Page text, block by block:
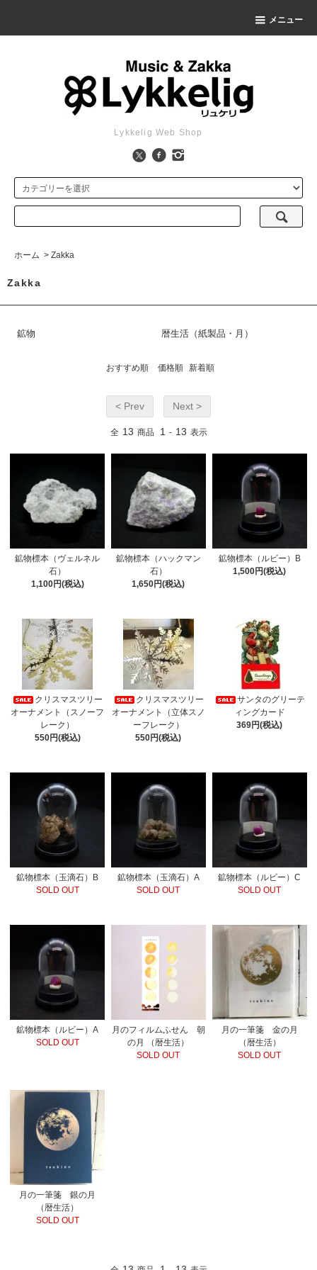
メニュー
Lykkelig Web Shop
ホーム > Zakka
Zakka
鉱物 暦生活（紙製品・月）
おすすめ順 価格順 新着順
< Prev Next >
全 13 商品 1 - 13 表示
鉱物標本（ヴェルネル
石）
1,100円(税込)
鉱物標本（ハックマン
石）
1,650円(税込)
鉱物標本（ルビー）B
1,500円(税込)
クリスマスツリー
オーナメント（スノーフ
レーク）
550円(税込)
クリスマスツリー
オーナメント（立体スノ
ーフレーク）
550円(税込)
サンタのグリーテ
ィングカード
369円(税込)
鉱物標本（玉滴石）B
SOLD OUT
鉱物標本（玉滴石）A
SOLD OUT
鉱物標本（ルビー）C
SOLD OUT
鉱物標本（ルビー）A
SOLD OUT
月のフィルムふせん 朝
の月 （暦生活）
SOLD OUT
月の一筆箋 金の月
（暦生活）
SOLD OUT
月の一筆箋 銀の月
（暦生活）
SOLD OUT